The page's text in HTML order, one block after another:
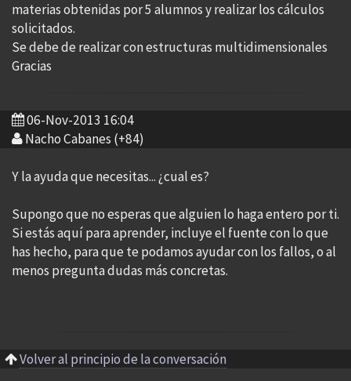
materias obtenidas por 5 alumnos y realizar los cálculos
solicitados.
Se debe de realizar con estructuras multidimensionales
Gracias
06-Nov-2013 16:04
Nacho Cabanes (+84)
Y la ayuda que necesitas... ¿cual es?
Supongo que no esperas que alguien lo haga entero por ti.
Si estás aquí para aprender, incluye el fuente con lo que
has hecho, para que te podamos ayudar con los fallos, o al
menos pregunta dudas más concretas.
Volver al principio de la conversación